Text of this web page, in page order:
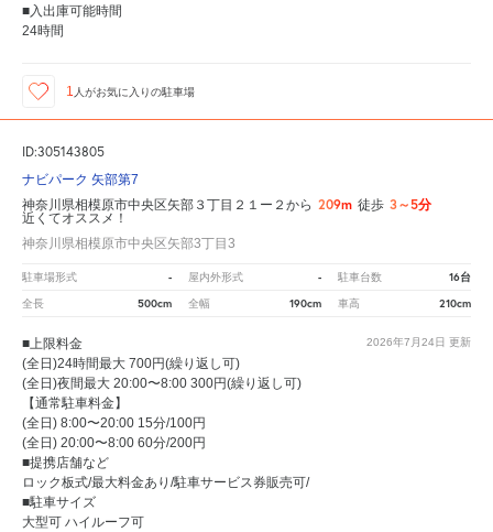
■入出庫可能時間
24時間
1 人がお気に入りの駐車場
ID:305143805
ナビパーク 矢部第7
神奈川県相模原市中央区矢部３丁目２１ー２から 209m 徒歩 3～5分
近くてオススメ！
神奈川県相模原市中央区矢部3丁目3
駐車場形式 - 屋内外形式 - 駐車台数 16台
全長 500cm 全幅 190cm 車高 210cm
2026年7月24日 更新
■上限料金
(全日)24時間最大 700円(繰り返し可)
(全日)夜間最大 20:00〜8:00 300円(繰り返し可)
【通常駐車料金】
(全日) 8:00〜20:00 15分/100円
(全日) 20:00〜8:00 60分/200円
■提携店舗など
ロック板式/最大料金あり/駐車サービス券販売可/
■駐車サイズ
大型可 ハイルーフ可